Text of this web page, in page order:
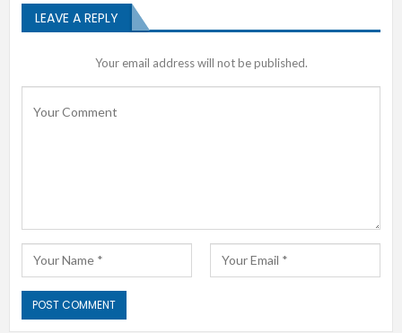
LEAVE A REPLY
Your email address will not be published.